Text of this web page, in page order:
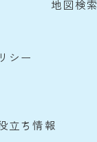
シー
地図検索
立ち情報